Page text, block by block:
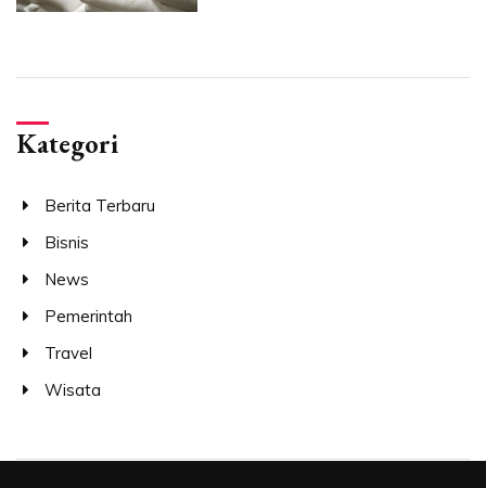
Kategori
Berita Terbaru
Bisnis
News
Pemerintah
Travel
Wisata